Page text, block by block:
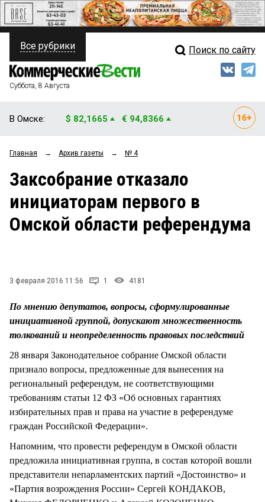
ПОЛИТИКА
ФИНАНСЫ
ОБЩЕСТВО
ЗАКОН
НОВОСТИ КОМПАНИЙ
Свежий выпуск
Рейтинги
Блоги
Архив
Все рубрики Поиск по сайту
Суббота, 8 Августа
В Омске: $ 82,1665 € 94,8366
Главная → Архив газеты → № 4
Заксобрание отказало
инициаторам первого в
Омской области референдума
3 февраля 2016 11:56 1 4181
По мнению депутатов, вопросы, сформулированные
инициативной группой, допускают множественность
толкований и неопределенность правовых последствий
28 января Законодательное собрание Омской области
признало вопросы, предложенные для вынесения на
региональный референдум, не соответствующими
требованиям статьи 12 ФЗ «Об основных гарантиях
избирательных прав и права на участие в референдуме
граждан Российской Федерации».
Напомним, что провести референдум в Омской области
предложила инициативная группа, в состав которой вошли
представители непарламентских партий «Достоинство» и
«Партия возрождения России» Сергей КОНДАКОВ,